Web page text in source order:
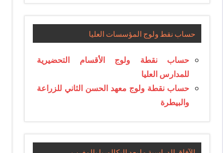
حساب نقط ولوج المؤسسات العليا
حساب نقطة ولوج الأقسام التحضيرية
للمدارس العليا
حساب نقطة ولوج معهد الحسن الثاني للزراعة
والبيطرة